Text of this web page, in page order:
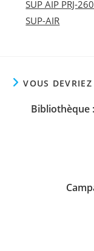
SUP AIP PRJ-
SUP-AIR
VOUS
Bibliothèque